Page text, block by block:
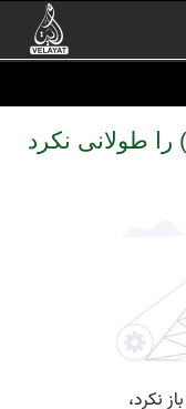
طولانی نکرد